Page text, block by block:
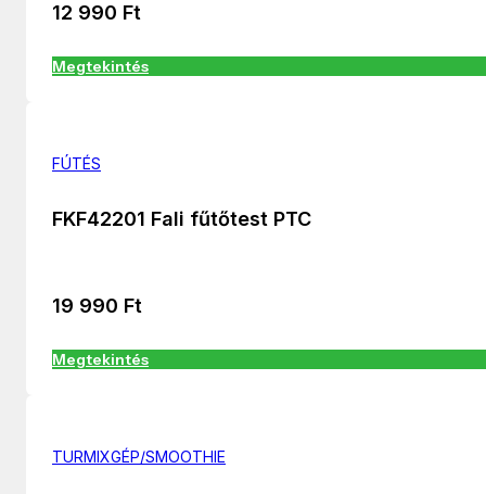
12 990 Ft
Megtekintés
FÚTÉS
FKF42201 Fali fűtőtest PTC
19 990 Ft
Megtekintés
TURMIXGÉP/SMOOTHIE